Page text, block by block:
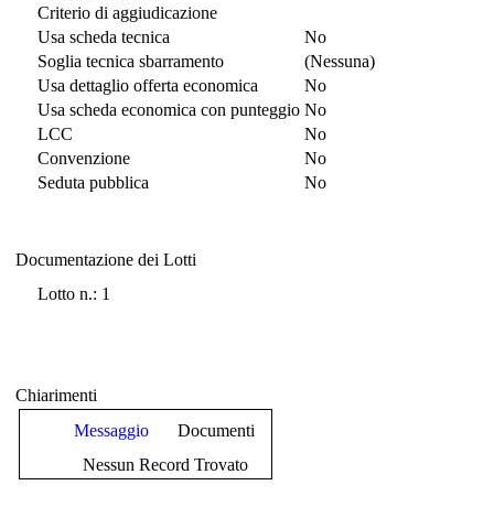
Criterio di aggiudicazione
Usa scheda tecnica
No
Soglia tecnica sbarramento
(Nessuna)
Usa dettaglio offerta economica
No
Usa scheda economica con punteggio No
LCC
No
Convenzione
No
Seduta pubblica
No
Documentazione dei Lotti
Lotto n.: 1
Chiarimenti
Messaggio
Documenti
Nessun Record Trovato